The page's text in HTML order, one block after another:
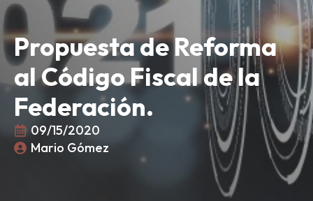
Propuesta de Reforma
al Código Fiscal de la
Federación.
09/15/2020
Mario Gómez